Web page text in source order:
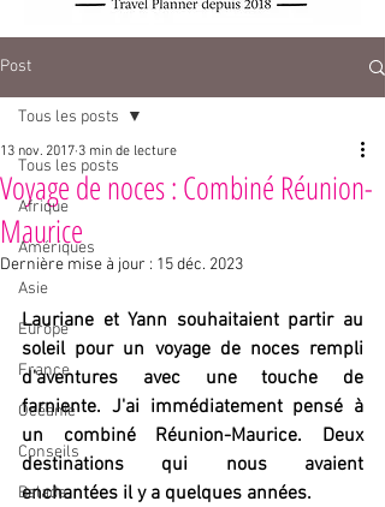
Post
Tous les posts
Afrique
Amériques
Asie
Europe
France
Océanie
Conseils
Balade
Tous les posts
Voyage de noces : Combiné Réunion-
Maurice
13 nov. 2017 3 min de lecture
Dernière mise à jour : 15 déc. 2023
Lauriane et Yann souhaitaient partir au
soleil pour un voyage de noces rempli
d'aventures avec une touche de
farniente. J'ai immédiatement pensé à
un combiné Réunion-Maurice. Deux
destinations qui nous avaient
enchantées il y a quelques années.